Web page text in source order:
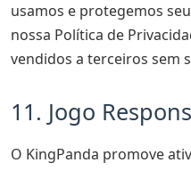
usamos e protegemos
nossa Política de
vendidos a terceiros sem
11. Jogo
O KingPanda promove